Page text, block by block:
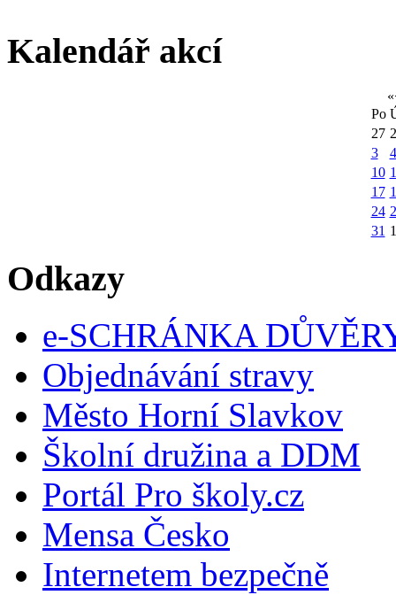
Kalendář akcí
«
Po
27
3
4
10
17
24
31 1
Odkazy
e-SCHRÁNKA
Objednávání stravy
Město Horní Slavkov
Školní družina a DDM
Portál Pro školy.cz
Mensa Česko
Internetem bezpečně